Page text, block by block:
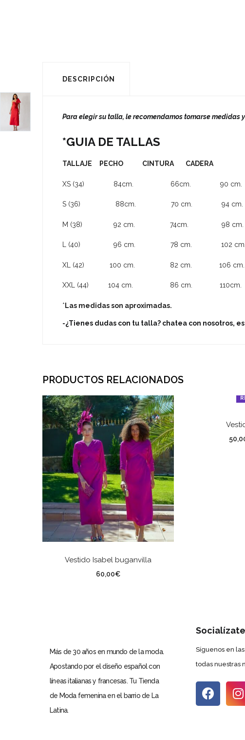
DESCRIPCIÓN
Para elegir su talla, le recomendamos tomarse medidas
*GUIA DE TALLAS
TALLAJE PECHO CINTURA CADERA
XS (34) 84cm. 66cm. 90 cm.
S (36) 88cm. 70 cm. 94 cm.
M (38) 92 cm. 74cm. 98 cm.
L (40) 96 cm. 78 cm. 102 cm.
XL (42) 100 cm. 82 cm. 106 cm.
XXL (44) 104 cm. 86 cm. 110cm.
*Las medidas son aproximadas.
-¿Tienes dudas con tu talla? chatea con nosotros,
PRODUCTOS RELACIONADOS
Vestido Isabel buganvilla
60,00€
Más de 30 años en mundo de la moda.
Apostando por el diseño español con
líneas italianas y francesas. Tu Tienda
de Moda femenina en el barrio de La
Latina.
Síguenos en
todas nuestras